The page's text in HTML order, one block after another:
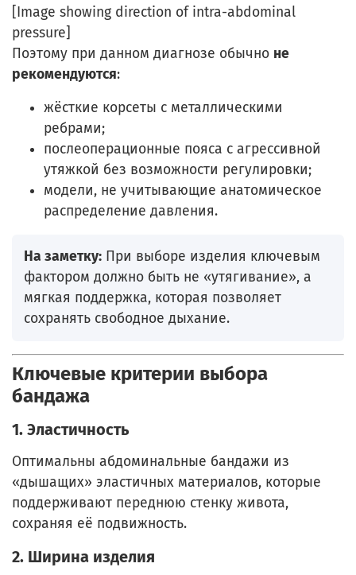
[Image showing direction of intra-abdominal
pressure]
Поэтому при данном диагнозе обычно не
рекомендуются:
жёсткие корсеты с металлическими
ребрами;
послеоперационные пояса с агрессивной
утяжкой без возможности регулировки;
модели, не учитывающие анатомическое
распределение давления.
На заметку: При выборе изделия ключевым
фактором должно быть не «утягивание», а
мягкая поддержка, которая позволяет
сохранять свободное дыхание.
Ключевые критерии выбора
бандажа
1. Эластичность
Оптимальны абдоминальные бандажи из
«дышащих» эластичных материалов, которые
поддерживают переднюю стенку живота,
сохраняя её подвижность.
2. Ширина изделия